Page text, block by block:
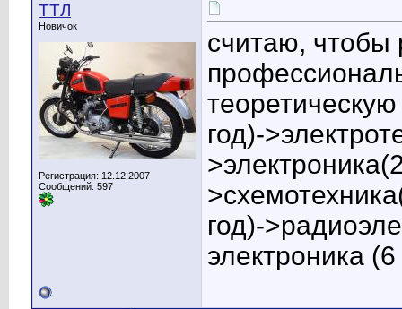
TTЛ
Новичок
Регистрация: 12.12.2007
Сообщений: 597
считаю, чтобы
год)-
год)-
электроника